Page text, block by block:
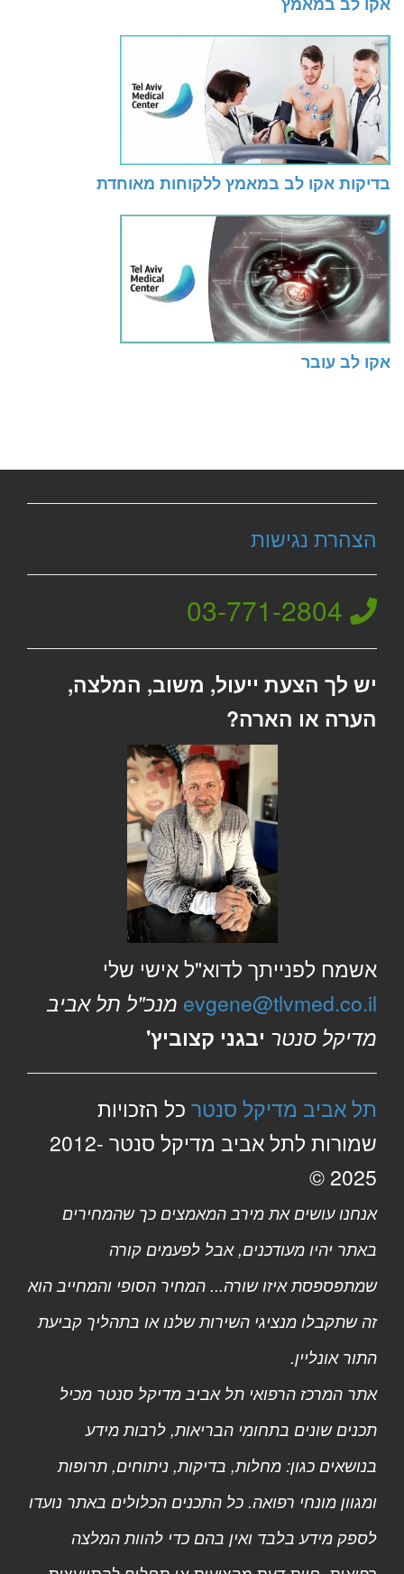
בדיקות אקו לב במאמץ ללקוחות מאוחדת
אקו לב עובר
הצהרת נגישות
03-771-2804
יש לך הצעת ייעול, משוב, המלצה,
הערה או הארה?
אשמח לפנייתך לדוא"ל אישי שלי
evgene@tlvmed.co.il מנכ"ל תל אביב
מדיקל סנטר יבגני קצוביץ'
תל אביב מדיקל סנטר כל הזכויות
שמורות לתל אביב מדיקל סנטר 2012-
2025 ©
אנחנו עושים את מירב המאמצים כך שהמחירים
באתר יהיו מעודכנים, אבל לפעמים קורה
שמתפספסת איזו שורה... המחיר הסופי והמחייב הוא
זה שתקבלו מנציגי השירות שלנו או בתהליך קביעת
התור אונליין.
אתר המרכז הרפואי תל אביב מדיקל סנטר מכיל
תכנים שונים בתחומי הבריאות, לרבות מידע
בנושאים כגון: מחלות, בדיקות, ניתוחים, תרופות
ומגוון מונחי רפואה. כל התכנים הכלולים באתר נועדו
לספק מידע בלבד ואין בהם כדי להוות המלצה